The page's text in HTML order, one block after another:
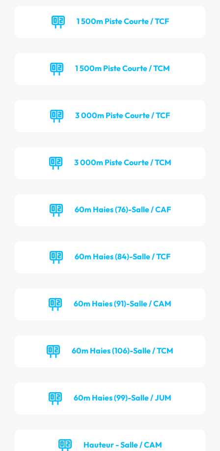
1 500m Piste Courte / TCF
1 500m Piste Courte / TCM
3 000m Piste Courte / TCF
3 000m Piste Courte / TCM
60m Haies (76)-Salle / CAF
60m Haies (84)-Salle / TCF
60m Haies (91)-Salle / CAM
60m Haies (106)-Salle / TCM
60m Haies (99)-Salle / JUM
Hauteur - Salle / CAM